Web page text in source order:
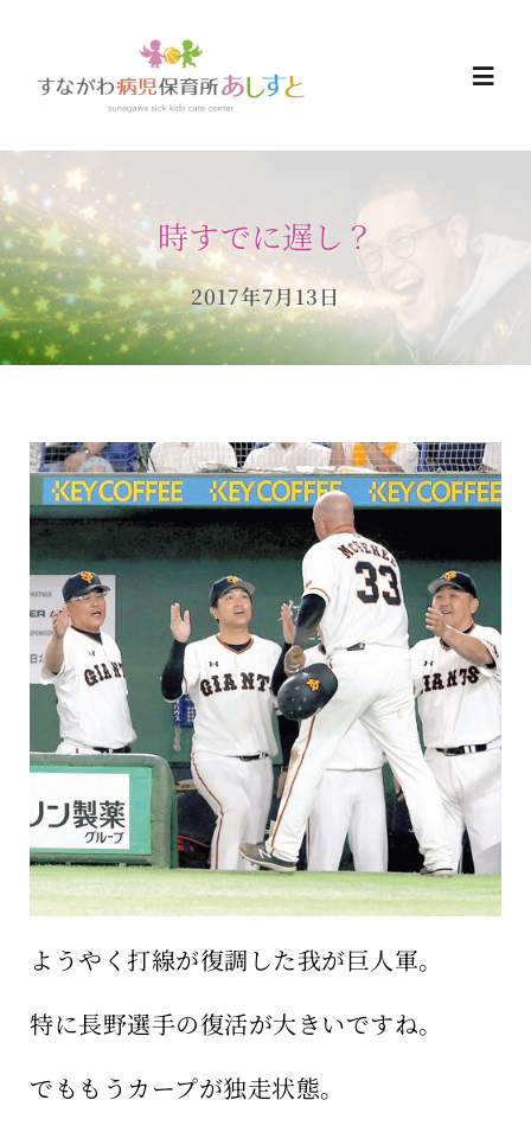
content
HOME
お知らせ
ご予約について
当日の過ごし方
保育所のご案内
ボヤキ100%
時すでに遅し？
2017年7月13日
ようやく打線が復調した我が巨人軍。
特に長野選手の復活が大きいですね。
でももうカープが独走状態。